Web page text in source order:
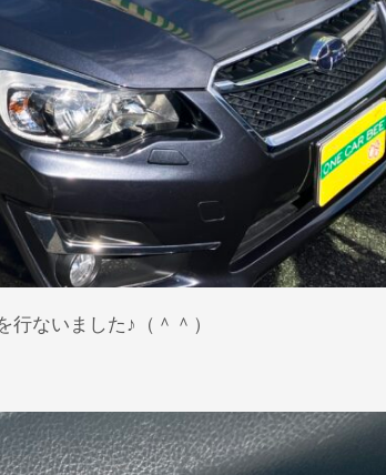
ないました♪（＾＾）